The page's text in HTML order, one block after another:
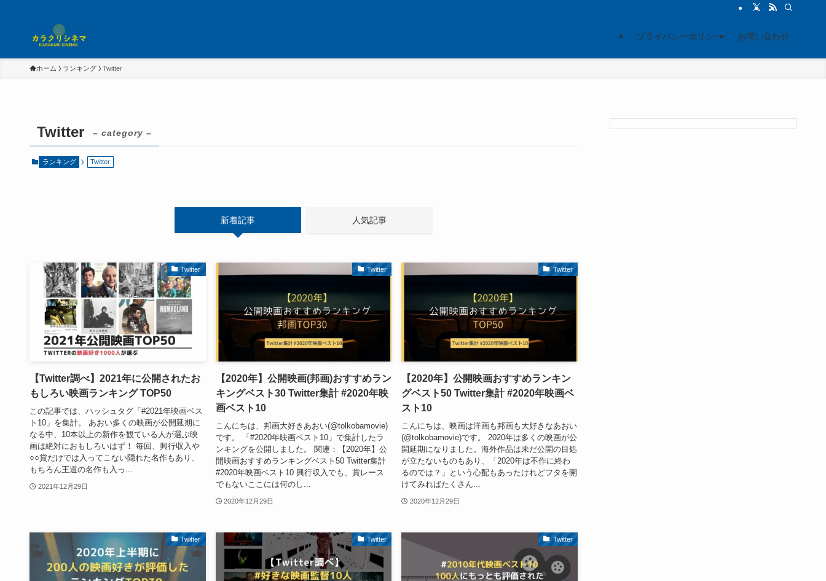
プライバシーポリシー お問い合わせ
ホーム ランキング Twitter
Twitter – category –
ランキング Twitter
新着記事 人気記事
Twitter
【Twitter調べ】2021年に公開されたお
もしろい映画ランキング TOP50
この記事では、ハッシュタグ「#2021年映画ベス
ト10」を集計。 あおい多くの映画が公開延期に
なる中、10本以上の新作を観ている人が選ぶ映
画は絶対におもしろいはず！ 毎回、興行収入や
○○賞だけでは入ってこない隠れた名作もあり、
もちろん王道の名作も入っ...
2021年12月29日
Twitter
【2020年】公開映画(邦画)おすすめラン
キングベスト30 Twitter集計 #2020年映
画ベスト10
こんにちは、邦画大好きあおい(@tolkobamovie)
です。 「#2020年映画ベスト10」で集計したラ
ンキングを公開しました。 関連：【2020年】公
開映画おすすめランキングベスト50 Twitter集計
#2020年映画ベスト10 興行収入でも、賞レース
でもないここには何のし...
2020年12月29日
Twitter
【2020年】公開映画おすすめランキン
グベスト50 Twitter集計 #2020年映画ベ
スト10
こんにちは、映画は洋画も邦画も大好きなあおい
(@tolkobamovie)です。 2020年は多くの映画が公
開延期になりました。海外作品は未だ公開の目処
が立たないものもあり、「2020年は不作に終わ
るのでは？」という心配もあったけれどフタを開
けてみればたくさん...
2020年12月29日
Twitter Twitter Twitter